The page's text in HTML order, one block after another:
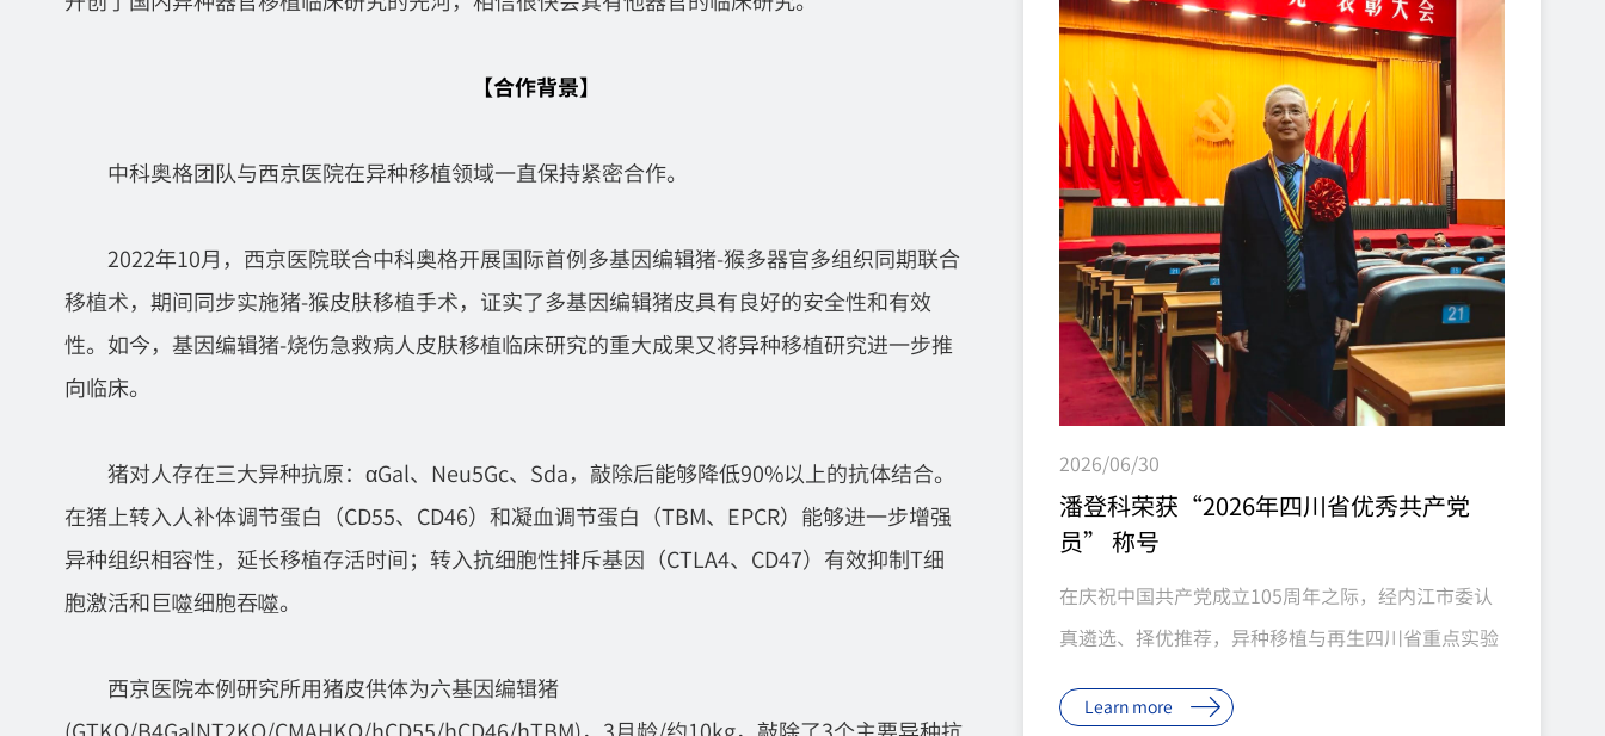
【合作背景】
中科奥格团队与西京医院在异种移植领域一直保持紧密合作。
2022年10月，西京医院联合中科奥格开展国际首例多基因编辑猪-猴多器官多组织同期联合
移植术，期间同步实施猪-猴皮肤移植手术，证实了多基因编辑猪皮具有良好的安全性和有效
性。如今，基因编辑猪-烧伤急救病人皮肤移植临床研究的重大成果又将异种移植研究进一步推
向临床。
猪对人存在三大异种抗原：αGal、Neu5Gc、Sda，敲除后能够降低90%以上的抗体结合。
在猪上转入人补体调节蛋白（CD55、CD46）和凝血调节蛋白（TBM、EPCR）能够进一步增强
异种组织相容性，延长移植存活时间；转入抗细胞性排斥基因（CTLA4、CD47）有效抑制T细
胞激活和巨噬细胞吞噬。
西京医院本例研究所用猪皮供体为六基因编辑猪
亡等原因退出等待名单。全国器官供需比已恶化至
1∶8.3，中国百万人口器官捐献率仅约5%。企业新闻
7月20日，由中科奥格生物科技有限公司提供基因编
辑供体猪、中南大学湘雅二医院团队实施完成的基因
编辑猪-猴异种原位全肝移植，受体猴稳定存活超11
天，肝功能持续发...
2026/06/30
潘登科荣获“2026年四川省优秀共产党
员” 称号
在庆祝中国共产党成立105周年之际，经内江市委认
真遴选、择优推荐，异种移植与再生四川省重点实验
川省委授予“2026年四川省优秀共产党员”称号。这
Learn more